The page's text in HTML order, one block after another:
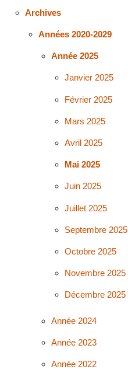
Archives
Années 2020-2029
Année 2025
Janvier 2025
Février 2025
Mars 2025
Avril 2025
Mai 2025
Juin 2025
Juillet 2025
Septembre 2025
Octobre 2025
Novembre 2025
Décembre 2025
Année 2024
Année 2023
Année 2022